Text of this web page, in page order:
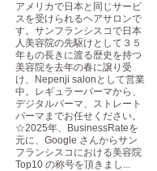
アメリカで日本と同じサービ
スを受けられるヘアサロンで
す。サンフランシスコで日本
人美容院の先駆けとして３５
年もの長きに渡る歴史を持つ
美容院を去年の春に譲り受
け、Nepenji salonとして営業
中。レギュラーパーマから、
デジタルパーマ、ストレート
パーマまでお任せください。
☆2025年、BusinessRateを
元に、Google さんからサン
フランシスコにおける美容院
Top10 の称号を頂きまし...